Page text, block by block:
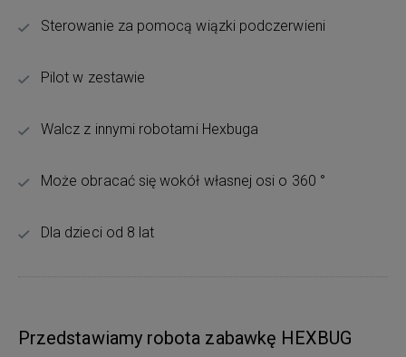
Sterowanie za pomocą wiązki podczerwieni
Pilot w zestawie
Walcz z innymi robotami Hexbuga
Może obracać się wokół własnej osi o 360 °
Dla dzieci od 8 lat
Przedstawiamy robota zabawkę HEXBUG